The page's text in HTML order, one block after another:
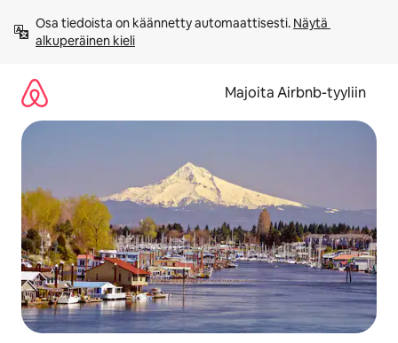
sisältö
väliin
Osa tiedoista on käännetty automaattisesti. Näytä
alkuperäinen kieli
Majoita Airbnb-tyyliin